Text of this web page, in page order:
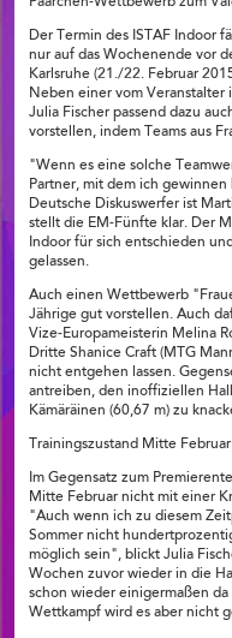
Der Termin des ISTAF Indoor
nur auf das Wochenende vor
Karlsruhe (21./22. Februar
Neben einer vom Veranstalter
Julia Fischer passend dazu
vorstellen, indem Teams aus
"Wenn es eine solche
Partner, mit dem ich
Deutsche Diskuswerfer ist
stellt die EM-Fünfte klar. Der
Indoor für sich entschieden
gelassen.
Auch einen Wettbewerb
Jährige gut vorstellen. Auch
Vize-Europameisterin Melina
Dritte Shanice Craft (MTG
nicht entgehen lassen.
antreiben, den inoffiziellen
Kämäräinen (60,67 m) zu
Trainingszustand Mitte
Im Gegensatz zum
Mitte Februar nicht mit einer
"Auch wenn ich zu diesem
Sommer nicht
möglich sein", blickt Julia
Wochen zuvor wieder in die
schon wieder einigermaßen
Wettkampf wird es aber nicht